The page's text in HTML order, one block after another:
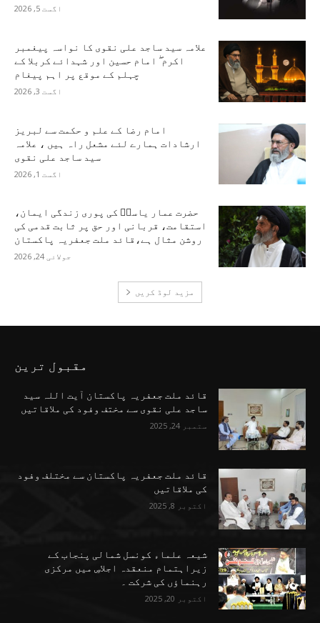
اگست 5, 2026
علامہ سید ساجد علی نقوی کا نواسہ پیغمبر
اکرم ۖ امام حسین اور شہدائے کربلا کے
چہلم کے موقع پر اہم پیغام
اگست 3, 2026
امام رضا کے علم و حکمت سے لبریز
ارشادات ہمارے لئے مشعل راہ ہیں ، علامہ
سید ساجد علی نقوی
اگست 1, 2026
حضرت عمار یاسرؑ کی پوری زندگی ایمان،
استقامت، قربانی اور حق پر ثابت قدمی کی
روشن مثال ہے،قائد ملت جعفریہ پاکستان
جولائی 24, 2026
مزید لوڈ کریں
مقبول ترین
قائد ملت جعفریہ پاکستان آیت اللہ سید
ساجد علی نقوی سے مختف وفود کی ملاقاتیں
ستمبر 24, 2025
قائد ملت جعفریہ پاکستان سے مختلف وفود
کی ملاقاتیں
اکتوبر 8, 2025
شیعہ علماء کونسل شمالی پنجاب کے
زیراہتمام منعقدہ اجلاسِ میں مرکزی
رہنماؤں کی شرکت ۔
اکتوبر 20, 2025